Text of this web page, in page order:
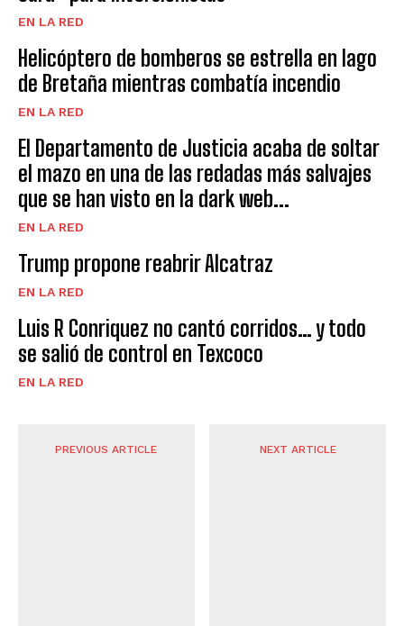
EN LA RED
Helicóptero de bomberos se estrella en lago
de Bretaña mientras combatía incendio
EN LA RED
El Departamento de Justicia acaba de soltar
el mazo en una de las redadas más salvajes
que se han visto en la dark web...
EN LA RED
Trump propone reabrir Alcatraz
EN LA RED
Luis R Conriquez no cantó corridos… y todo
se salió de control en Texcoco
EN LA RED
PREVIOUS ARTICLE NEXT ARTICLE